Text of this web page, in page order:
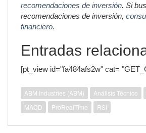
recomendaciones de inversión. Si
recomendaciones de inversión,
financiero.
Entradas
[pt_view id="fa484afs2w" cat=
ABM Industries (ABM) Análisis Técnico
MACD
ProRealTime RSI